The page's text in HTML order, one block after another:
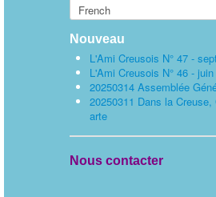
Nouveau
L'Ami Creusois N° 47 -
L'Ami Creusois N° 46 -
20250314 Assemblée
20250311 Dans la
arte
Nous contacter